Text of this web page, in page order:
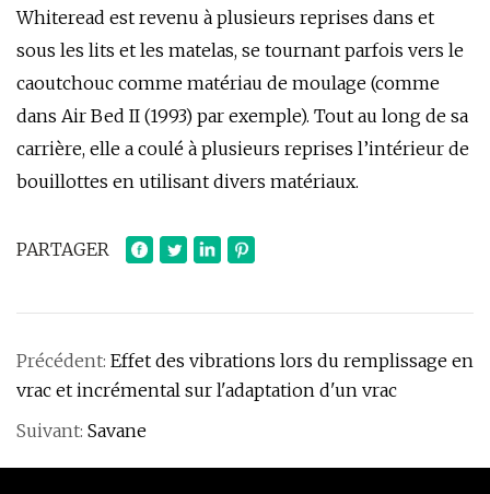
Whiteread est revenu à plusieurs reprises dans et
sous les lits et les matelas, se tournant parfois vers le
caoutchouc comme matériau de moulage (comme
dans Air Bed II (1993) par exemple). Tout au long de sa
carrière, elle a coulé à plusieurs reprises l’intérieur de
bouillottes en utilisant divers matériaux.
PARTAGER
Précédent: Effet des vibrations lors du remplissage en
vrac et incrémental sur l'adaptation d'un vrac
Suivant: Savane